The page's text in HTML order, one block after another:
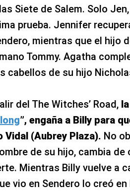
Siete de Salem. Solo
prueba. Jennifer
mientras que el hijo
Tommy. Agatha
cabellos de su hijo
del The Witches’ Road,
”, engaña a Billy para
Vidal (Aubrey Plaza). No
de su hijo, cambia de
Mientras Billy vuelve a
vio en Sendero lo creó en